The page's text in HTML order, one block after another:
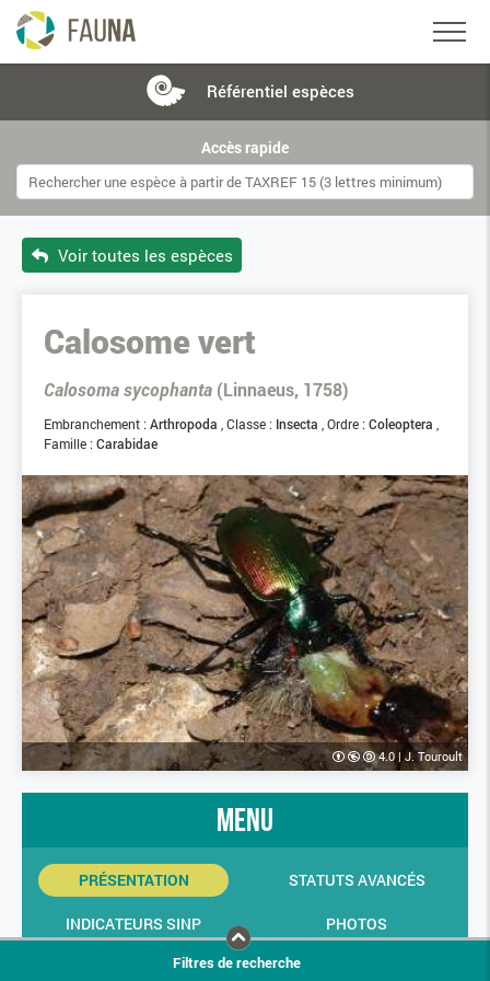
Référentiel espèces
Accès rapide
Voir toutes les espèces
Calosome vert
Calosoma sycophanta (Linnaeus, 1758)
Embranchement : Arthropoda Classe : Insecta Ordre : Coleoptera
Famille : Carabidae
4.0 | J. Touroult
menu
PRÉSENTATION STATUTS AVANCÉS
INDICATEURS SINP
PHOTOS
Filtres de recherche